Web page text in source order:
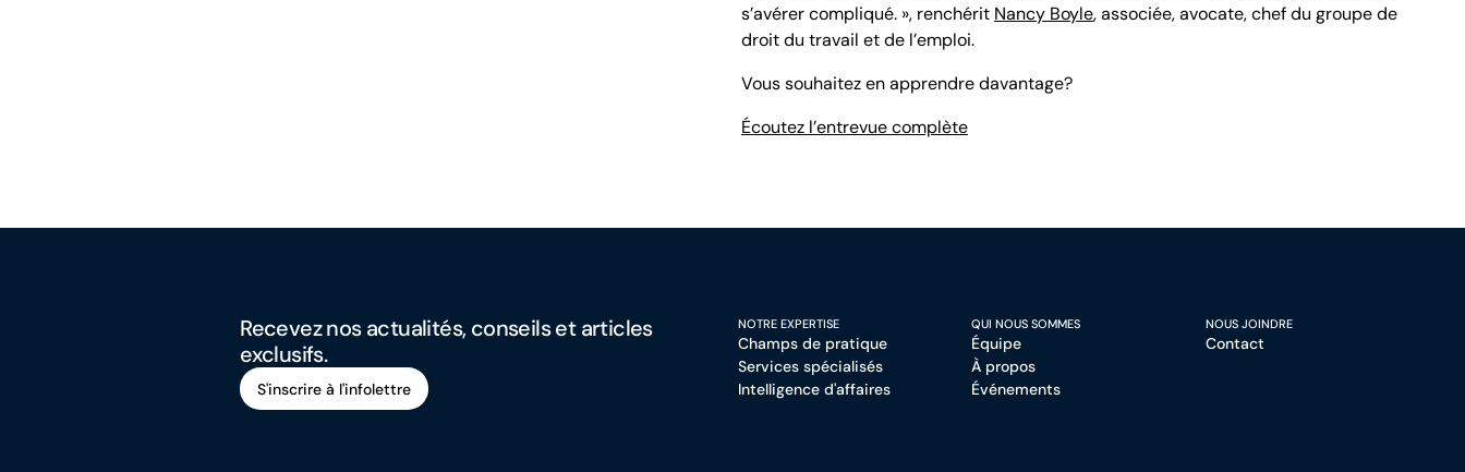
s’avérer compliqué. », renchérit Nancy Boyle, associée, avocate, chef du groupe de
droit du travail et de l’emploi.
Vous souhaitez en apprendre davantage?
Écoutez l’entrevue complète
Recevez nos actualités, conseils et articles
exclusifs.
S'inscrire à l'infolettre
NOTRE EXPERTISE
Champs de pratique
Services spécialisés
Intelligence d'affaires
QUI NOUS SOMMES
Équipe
À propos
Événements
NOUS JOINDRE
Contact